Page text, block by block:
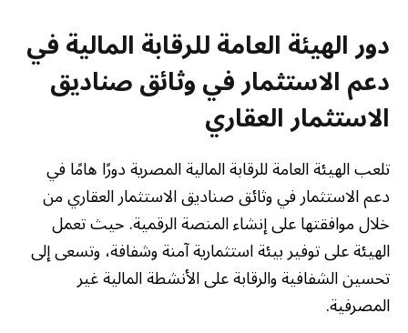
دور الهيئة العامة للرقابة المالية في
دعم الاستثمار في وثائق صناديق
الاستثمار العقاري
تلعب الهيئة العامة للرقابة المالية المصرية دورًا هامًا في
دعم الاستثمار في وثائق صناديق الاستثمار العقاري من
خلال موافقتها على إنشاء المنصة الرقمية. حيث تعمل
الهيئة على توفير بيئة استثمارية آمنة وشفافة، وتسعى إلى
تحسين الشفافية والرقابة على الأنشطة المالية غير
المصرفية.